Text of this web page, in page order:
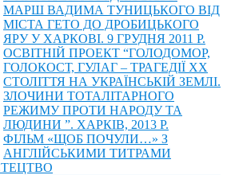
МАРШ ВАДИМА ТУНИЦЬКОГО ВІД
МІСТА ГЕТО ДО ДРОБИЦЬКОГО
ЯРУ У ХАРКОВІ. 9 ГРУДНЯ 2011 Р.
ОСВІТНІЙ ПРОЕКТ “ГОЛОДОМОР,
ГОЛОКОСТ, ГУЛАГ – ТРАГЕДІЇ ХХ
СТОЛІТТЯ НА УКРАЇНСЬКІЙ ЗЕМЛІ.
ЗЛОЧИНИ ТОТАЛІТАРНОГО
РЕЖИМУ ПРОТИ НАРОДУ ТА
ЛЮДИНИ ”. ХАРКІВ, 2013 Р.
ФІЛЬМ «ЩОБ ПОЧУЛИ…» З
АНГЛІЙСЬКИМИ ТИТРАМИ